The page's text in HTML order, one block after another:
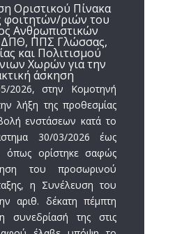
Οριστικού Πίνακα
φοιτητών/ριών του
Ανθρωπιστικών
ΠΠΣ Γλώσσας,
και Πολιτισμού
Χωρών για την
άσκηση
2026, στην Κομοτηνή
λήξη της προθεσμίας
ενστάσεων κατά το
30/03/2026 έως
όπως ορίστηκε σαφώς
του προσωρινού
η Συνέλευση του
αριθ. δέκατη πέμπτη
συνεδρίασή της στις